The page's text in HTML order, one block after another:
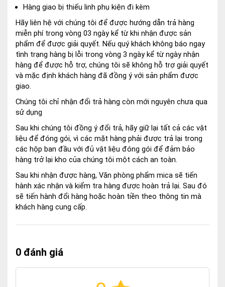
Hàng giao bị thiếu linh phụ kiện đi kèm
Hãy liên hệ với chúng tôi để được hướng dẫn trả hàng
miễn phí trong vòng 03 ngày kể từ khi nhận được sản
phẩm để được giải quyết. Nếu quý khách không báo ngay
tình trạng hàng bị lỗi trong vòng 3 ngày kể từ ngày nhận
hàng để được hỗ trợ, chúng tôi sẽ không hỗ trợ giải quyết
và mặc định khách hàng đã đồng ý với sản phẩm được
giao.
Chúng tôi chỉ nhận đổi trả hàng còn mới nguyên chưa qua
sử dụng
Sau khi chúng tôi đồng ý đổi trả, hãy giữ lại tất cả các vật
liệu để đóng gói, vì các mặt hàng phải được trả lại trong
các hộp ban đầu với đủ vật liệu đóng gói để đảm bảo
hàng trở lại kho của chúng tôi một cách an toàn.
Sau khi nhận được hàng, Văn phòng phẩm mica sẽ tiến
hành xác nhận và kiểm tra hàng được hoàn trả lại. Sau đó
sẽ tiến hành đổi hàng hoặc hoàn tiền theo thông tin mà
khách hàng cung cấp.
0 đánh giá